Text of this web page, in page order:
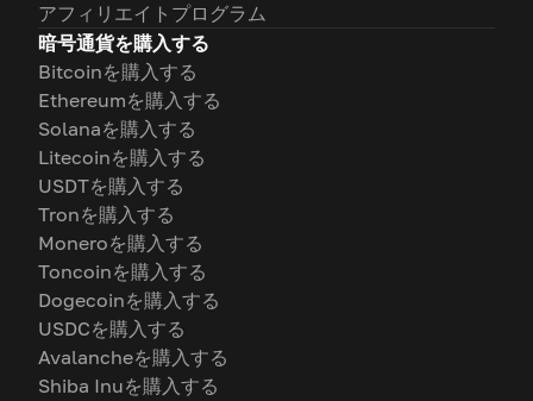
アフィリエイトプログラム
暗号通貨を購入する
Bitcoinを購入する
Ethereumを購入する
Solanaを購入する
Litecoinを購入する
USDTを購入する
Tronを購入する
Moneroを購入する
Toncoinを購入する
Dogecoinを購入する
USDCを購入する
Avalancheを購入する
Shiba Inuを購入する